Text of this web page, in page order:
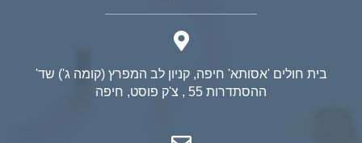
בית חולים 'אסותא' חיפה, קניון לב המפרץ (קומה ג') שד'
ההסתדרות 55 , צ'ק פוסט, חיפה